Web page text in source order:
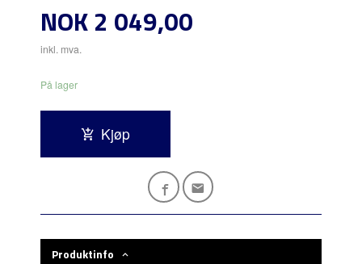
Pris
NOK2 049,00
inkl. mva.
På lager
Kjøp
Produktinfo